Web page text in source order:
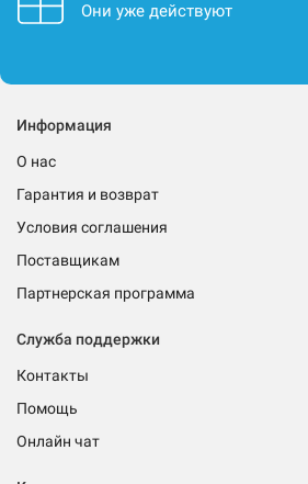
Они уже действуют
Информация
О нас
Гарантия и возврат
Условия соглашения
Поставщикам
Партнерская программа
Служба поддержки
Контакты
Помощь
Онлайн чат